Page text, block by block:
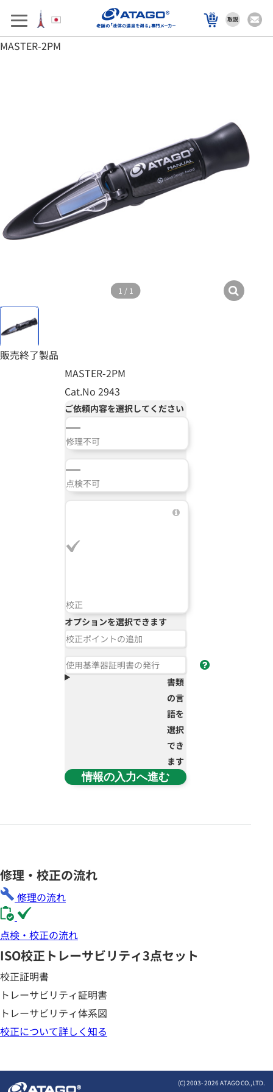
アフターサポート
製品を選ぶ
MASTER-2PM
1 / 1
販売終了製品
MASTER-2PM
Cat.No 2943
ご依頼内容を選択してください
修理不可
点検不可
校正
オプションを選択できます
校正ポイントの追加
使用基準器証明書の発行
書類
の言
語を
選択
でき
ます
情報の入力へ進む
修理・校正の流れ
修理の流れ
点検・校正の流れ
ISO校正 トレーサビリティ3点セット
校正証明書
トレーサビリティ証明書
トレーサビリティ体系図
校正について詳しく知る
(C) 2003-2026 ATAGO CO.,LTD.